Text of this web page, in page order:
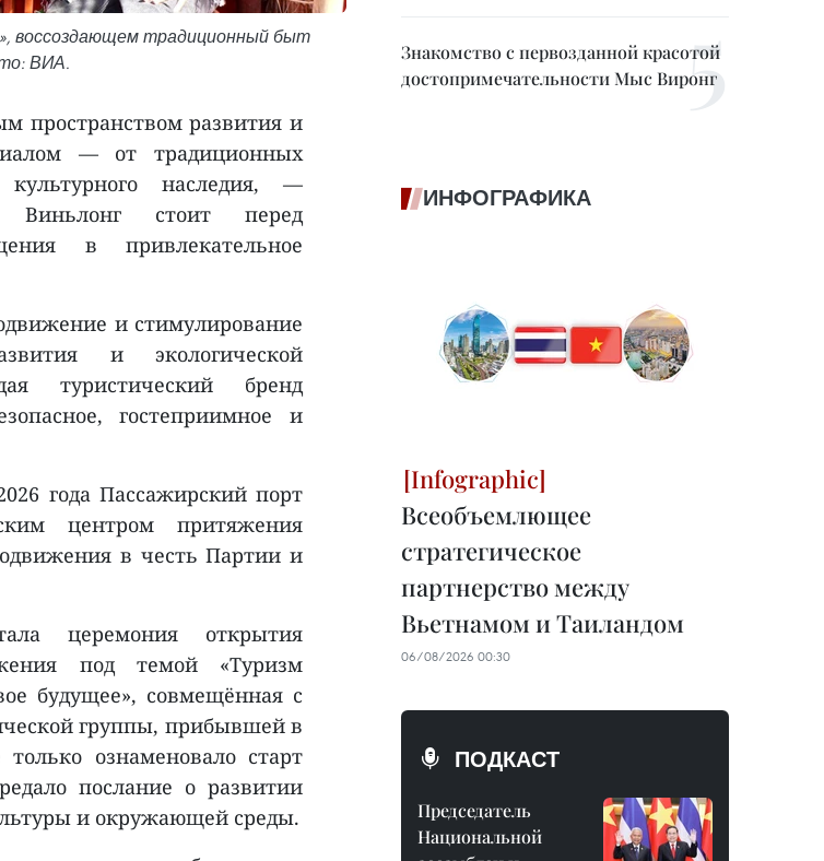
воссоздающем традиционный быт
ВИА.
пространством развития и
— от традиционных
наследия, —
Виньлонг стоит перед
в привлекательное
и стимулирование
и экологической
туристический бренд
гостеприимное и
года Пассажирский порт
центром притяжения
в честь Партии и
церемония открытия
под темой «Туризм
будущее», совмещённая с
группы, прибывшей в
ознаменовало старт
послание о развитии
и окружающей среды.
Знакомство с первозданной красотой
достопримечательности Мыс Виронг
ИНФОГРАФИКА
Всеобъемлющее
стратегическое
партнерство между
Вьетнамом и Таиландом
06/08/2026 00:30
ПОДКАСТ
Председатель
Национальной